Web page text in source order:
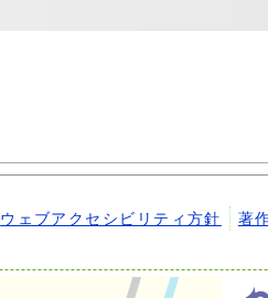
ウェブアクセシビリティ方針 著